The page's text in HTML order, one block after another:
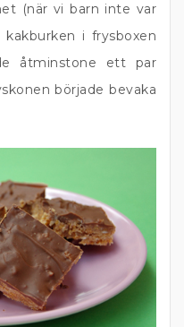
(när vi barn inte var
i frysboxen
åtminstone ett par
började bevaka